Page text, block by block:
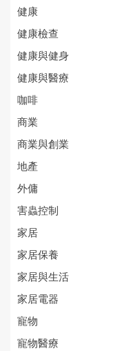
健康
健康檢查
健康與健身
健康與醫療
咖啡
商業
商業與創業
地產
外傭
害蟲控制
家居
家居保養
家居與生活
家居電器
寵物
寵物醫療